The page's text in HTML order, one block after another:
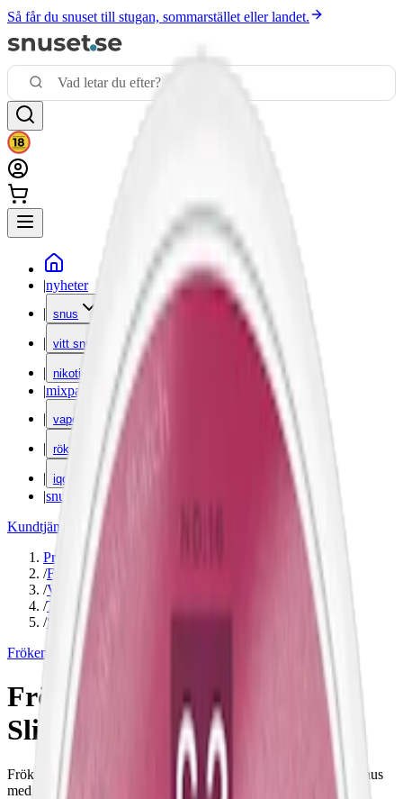
Så får du snuset till stugan, sommarstället eller landet.
|nyheter
| snus
| vitt snus
| nikotinfritt
|mixpack
| vape
| rökning
| iqos
|snuskuriren
Kundtjänst
Varumärken
Produkter
/Frökens Nikotin
/Vitt snus
/Torr Portion
/Slim
Frökens Nikotin
Frökens Nikotin Juicy Burst
Slim
Frökens Nikotin Juicy Burst är ett normalstarkt tobaksfritt vitt snus
med en söt smak av mango och apelsin. 9 mg nikotin per prilla.